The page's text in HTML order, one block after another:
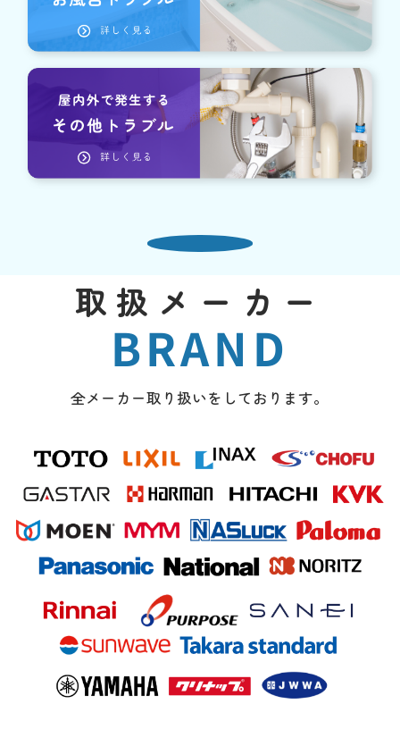
取扱メーカー
BRAND
全メーカー取り扱いをしております。